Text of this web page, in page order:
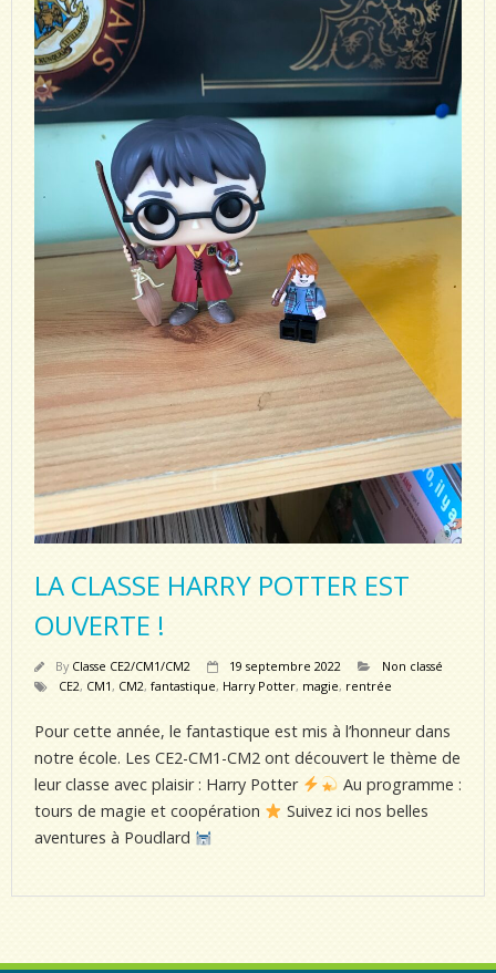
LA CLASSE HARRY POTTER EST
OUVERTE !
By Classe CE2/CM1/CM2 19 septembre 2022
Non classé
CE2, CM1, CM2, fantastique, Harry Potter, magie, rentrée
Pour cette année, le fantastique est mis à l’honneur dans
notre école. Les CE2-CM1-CM2 ont découvert le thème de
leur classe avec plaisir : Harry Potter
Au programme :
tours de magie et coopération
Suivez ici nos belles
aventures à Poudlard